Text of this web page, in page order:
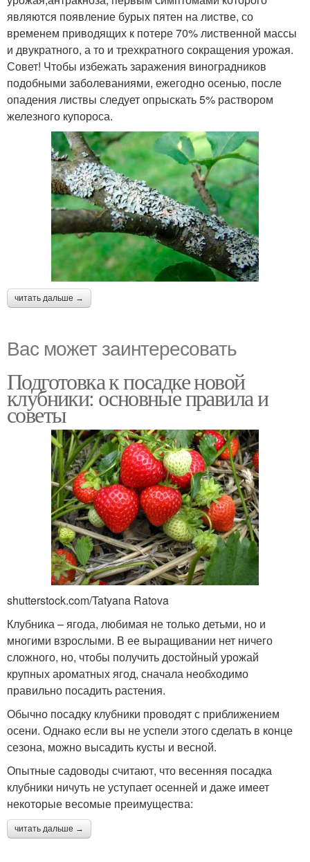
являются появление бурых пятен на листве, со
временем приводящих к потере 70% лиственной массы
и двукратного, а то и трехкратного сокращения урожая.
Совет! Чтобы избежать заражения виноградников
подобными заболеваниями, ежегодно осенью, после
опадения листвы следует опрыскать 5% раствором
железного купороса.
читать дальше →
Вас может заинтересовать
Подготовка к посадке новой
клубники: основные правила и
советы
shutterstock.com/Tatyana Ratova
Клубника – ягода, любимая не только детьми, но и
многими взрослыми. В ее выращивании нет ничего
сложного, но, чтобы получить достойный урожай
крупных ароматных ягод, сначала необходимо
правильно посадить растения.
Обычно посадку клубники проводят с приближением
осени. Однако если вы не успели этого сделать в конце
сезона, можно высадить кусты и весной.
Опытные садоводы считают, что весенняя посадка
клубники ничуть не уступает осенней и даже имеет
некоторые весомые преимущества:
читать дальше →